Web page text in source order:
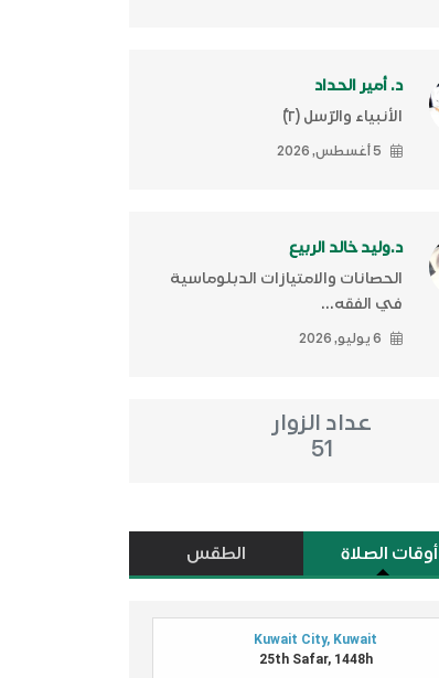
د. أمير الحداد
الأنبياء والرّسل (٢)ّ
5 أغسطس, 2026
د.وليد خالد الربيع
الحصانات والامتيازات الدبلوماسية
في الفقه...
6 يوليو, 2026
عداد الزوار
51
أوقات الصلاة الطقس